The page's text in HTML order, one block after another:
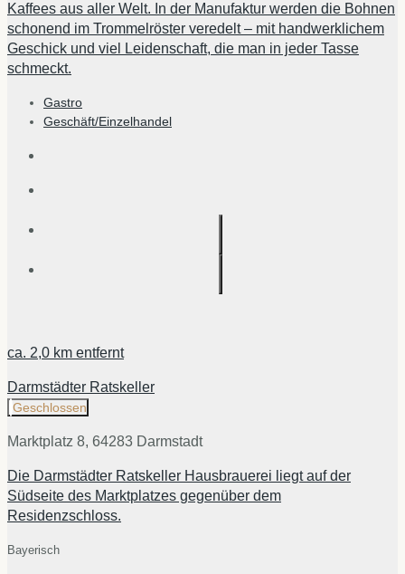
Kaffees aus aller Welt. In der Manufaktur werden die Bohnen
schonend im Trommelröster veredelt – mit handwerklichem
Geschick und viel Leidenschaft, die man in jeder Tasse
schmeckt.
Gastro
Geschäft/Einzelhandel
ca. 2,0 km entfernt
Darmstädter Ratskeller
Geschlossen
Marktplatz 8, 64283 Darmstadt
Die Darmstädter Ratskeller Hausbrauerei liegt auf der
Südseite des Marktplatzes gegenüber dem
Residenzschloss.
Bayerisch